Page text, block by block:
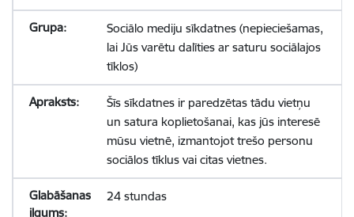
Sociālo mediju sīkdatnes (nepieciešamas,
lai Jūs varētu dalīties ar saturu sociālajos
tīklos)
Šīs sīkdatnes ir paredzētas tādu vietņu
un satura koplietošanai, kas jūs interesē
mūsu vietnē, izmantojot trešo personu
sociālos tīklus vai citas vietnes.
24 stundas